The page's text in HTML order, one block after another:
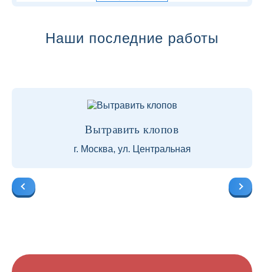
Наши последние работы
Вытравить клопов
г. Москва, ул. Центральная